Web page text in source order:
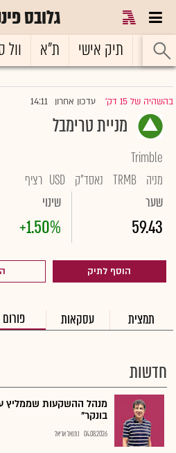
גלובס
ראשי תיק אישי ת"א
בהשהיה של 15 דק' |עדכון אחרון 14:11
מניית טרימבל
Trimble
מניה TRMB נאסד"ק USD רציף
שער
59.43
שינוי
+1.50%
הוסף לתיק
תמצית עסקאות פורום
חדשות
מנהל ההשקעות שממליץ
בונקר"
04.08.2026 נתנאל אריאל